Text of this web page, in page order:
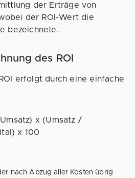
der Erträge von
der ROI-Wert die
bezeichnete.
des ROI
erfolgt durch eine einfache
x (Umsatz /
x 100
nach Abzug aller Kosten übrig